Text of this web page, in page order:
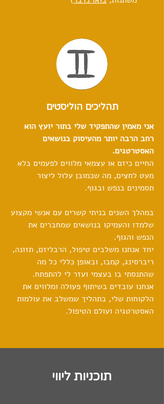
תהליכים הוליסטים
אני מאמין שהתפקיד שלי בתור יועץ הוא
רחב הרבה יותר מהעיסוק בנושאים
האסטרטגים.
החיים כיזם או עצמאי מלווים לפעמים בלא
מעט לחצים, מה שכמובן עלול ליצור
תסמינים בנפש ובגוף.
במהלך השנים בניתי קשרים עם אנשי מקצוע
שלמדו והעמיקו בנושאים שמחברים את
הנפש והגוף.
יחד אנחנו משלבים טיפול, הרבליזם, תזונה,
ריברסינג, קמבו, ובאופן כללי כל מה
שהתנסתי בו בעצמי ועזר לי להתפתח.
אנחנו עובדים בשיתוף פעולה ומלווים את
הלקוחות שלי, בתהליך שמשלב את עולמות
האסטרטגיה ועולם הטיפול.
תוכניות ליווי